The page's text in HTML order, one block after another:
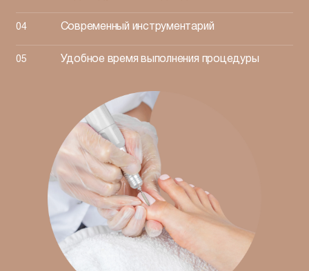
Современный инструментарий
Удобное время выполнения процедуры